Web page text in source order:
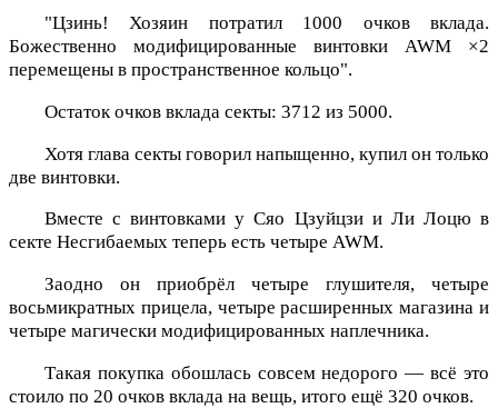
"Цзинь! Хозяин потратил 1000 очков вклада.
Божественно модифицированные винтовки AWM ×2
перемещены в пространственное кольцо".
Остаток очков вклада секты: 3712 из 5000.
Хотя глава секты говорил напыщенно, купил он только
две винтовки.
Вместе с винтовками у Сяо Цзуйцзи и Ли Лоцю в
секте Несгибаемых теперь есть четыре AWM.
Заодно он приобрёл четыре глушителя, четыре
восьмикратных прицела, четыре расширенных магазина и
четыре магически модифицированных наплечника.
Такая покупка обошлась совсем недорого — всё это
стоило по 20 очков вклада на вещь, итого ещё 320 очков.